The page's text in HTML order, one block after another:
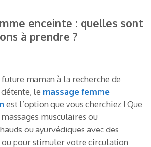
enceinte : quelles sont
à prendre ?
future maman à la recherche de
le massage femme
est l’option que vous cherchiez ! Que
musculaires ou
ou ayurvédiques avec des
ou pour stimuler votre circulation